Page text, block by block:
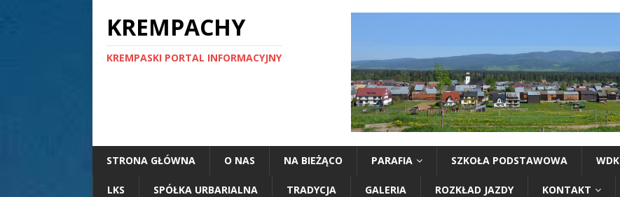
KREMPACHY
KREMPASKI PORTAL INFORMACYJNY
STRONA GŁÓWNA O NAS NA BIEŻĄCO PARAFIA SZKOŁA PODSTAWOWA WDK
LKS SPÓŁKA URBARIALNA TRADYCJA GALERIA ROZKŁAD JAZDY KONTAKT